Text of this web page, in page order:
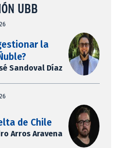
UBB
la
Sandoval Díaz
de Chile
Arros Aravena